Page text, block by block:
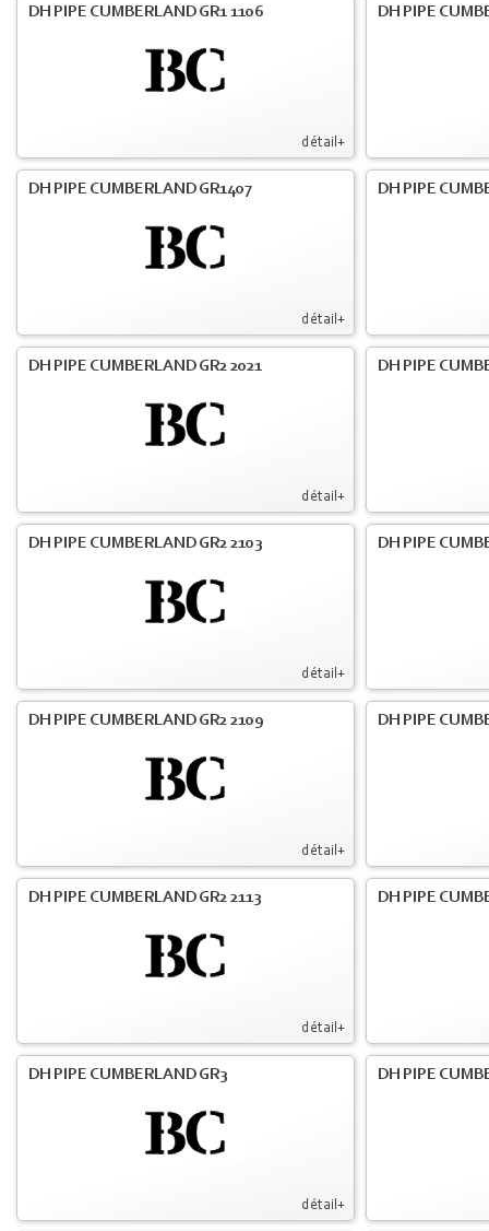
détail+
DH PIPE CUMBERLAND GR1 1106 DH PIPE
détail+
DH PIPE CUMBERLAND GR1407 DH PIPE
détail+
DH PIPE CUMBERLAND GR2 2021 DH PIPE
détail+
DH PIPE CUMBERLAND GR2 2103 DH PIPE
détail+
DH PIPE CUMBERLAND GR2 2109 DH PIPE
détail+
DH PIPE CUMBERLAND GR2 2113 DH PIPE
détail+
DH PIPE CUMBERLAND GR3 DH PIPE